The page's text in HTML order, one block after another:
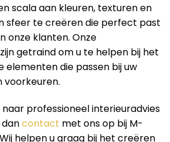
scala aan kleuren, texturen en
​​sfeer te creëren die perfect past
onze klanten. Onze
getraind om u te helpen bij het
elementen die passen bij uw
voorkeuren.
professioneel interieuradvies
contact met ons op bij M-
Wij helpen u graag bij het creëren